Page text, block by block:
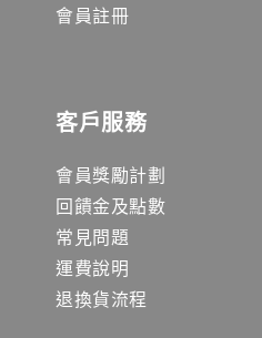
會員註冊
客戶服務
會員獎勵計劃
回饋金及點數
常見問題
運費說明
退換貨流程